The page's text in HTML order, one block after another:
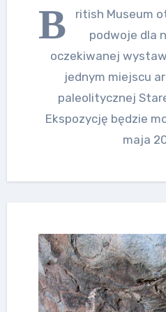
B
ritish Museum
podwoje dla
oczekiwanej
jednym miejscu
paleolitycznej
Ekspozycję będzie
maja